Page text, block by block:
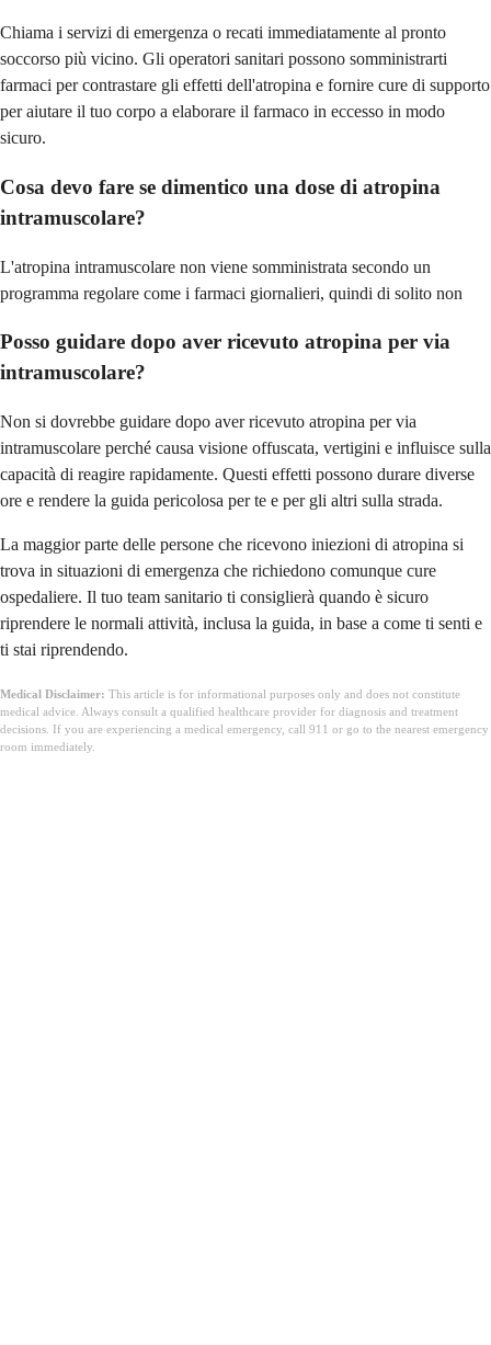
Chiama i servizi di emergenza o recati immediatamente al pronto
soccorso più vicino. Gli operatori sanitari possono somministrarti
farmaci per contrastare gli effetti dell'atropina e fornire cure di supporto
per aiutare il tuo corpo a elaborare il farmaco in eccesso in modo
sicuro.
Cosa devo fare se dimentico una dose di atropina
intramuscolare?
L'atropina intramuscolare non viene somministrata secondo un
programma regolare come i farmaci giornalieri, quindi di solito non
Posso guidare dopo aver ricevuto atropina per via
intramuscolare?
Non si dovrebbe guidare dopo aver ricevuto atropina per via
intramuscolare perché causa visione offuscata, vertigini e influisce sulla
capacità di reagire rapidamente. Questi effetti possono durare diverse
ore e rendere la guida pericolosa per te e per gli altri sulla strada.
La maggior parte delle persone che ricevono iniezioni di atropina si
trova in situazioni di emergenza che richiedono comunque cure
ospedaliere. Il tuo team sanitario ti consiglierà quando è sicuro
riprendere le normali attività, inclusa la guida, in base a come ti senti e
ti stai riprendendo.
Medical Disclaimer: This article is for informational purposes only and does not constitute
medical advice. Always consult a qualified healthcare provider for diagnosis and treatment
decisions. If you are experiencing a medical emergency, call 911 or go to the nearest emergency
room immediately.